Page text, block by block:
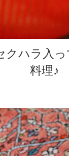
ハラ入
料理♪